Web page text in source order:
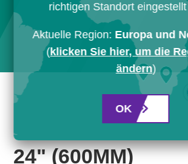
24" (600MM)
richtigen Standort
Aktuelle Region: Europa und
(klicken Sie hier, um die
ändern)
OK